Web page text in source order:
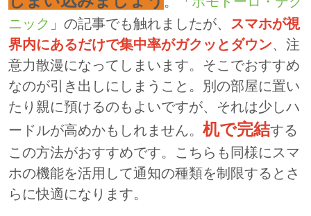
ニック 」の記事でも触れましたが、 スマホが視
界内にあるだけで集中率がガクッとダウン、注
意力散漫になってしまいます。そこでおすすめ
なのが引き出しにしまうこと。別の部屋に置い
たり親に預けるのもよいですが、それは少しハ
ードルが高めかもしれません。 机で完結する
この方法がおすすめです。こちらも同様にスマ
ホの機能を活用して通知の種類を制限するとさ
らに快適になります。